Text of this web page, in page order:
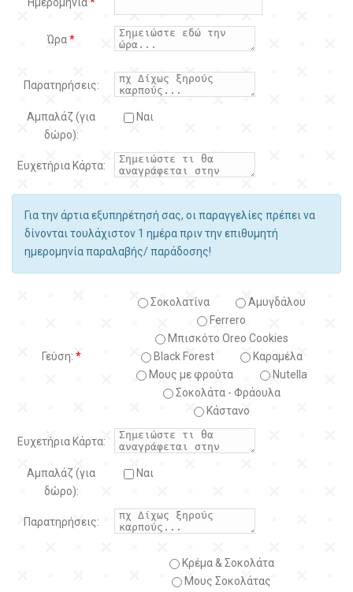
Ώρα*
Παρατηρήσεις:
Αμπαλάζ (για
δώρο):
Ναι
Ευχετήρια Κάρτα:
Για την άρτια εξυπηρέτησή σας, οι παραγγελίες πρέπει να
δίνονται τουλάχιστον 1 ημέρα πριν την επιθυμητή
ημερομηνία παραλαβής/ παράδοσης!
Γεύση: *
Σοκολατίνα
Αμυγδάλου
Ferrero
Μπισκότο Oreo Cookies
Black Forest
Kαραμέλα
Μους με φρούτα
Nutella
Σοκολάτα - Φράουλα
Κάστανο
Ευχετήρια Κάρτα:
Αμπαλάζ (για
δώρο):
Ναι
Παρατηρήσεις:
Κρέμα & Σοκολάτα
Μους Σοκολάτας